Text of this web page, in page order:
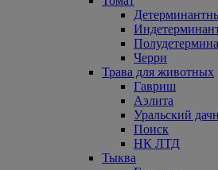
Черри
Трава для животных
Гавриш
Аэлита
Уральский
Поиск
НК ЛТД
Тыква